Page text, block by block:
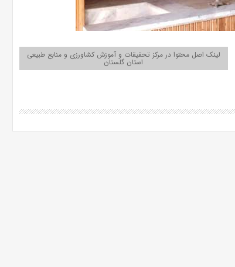
لینک اصل محتوا در مرکز تحقیقات و آموزش کشاورزی و منابع طبیعی
استان گلستان